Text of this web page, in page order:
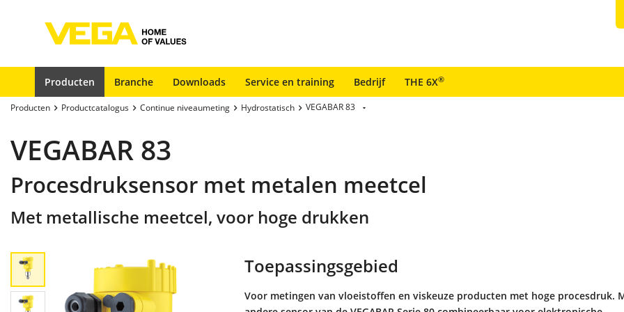
Producten Branche Downloads Service en training Bedrijf THE 6X®
Producten Productcatalogus Continue niveaumeting Hydrostatisch VEGABAR 83
VEGABAR 83
Procesdruksensor met metalen meetcel
Met metallische meetcel, voor hoge drukken
Toepassingsgebied
Voor metingen van vloeistoffen en viskeuze producten met hoge procesdruk.